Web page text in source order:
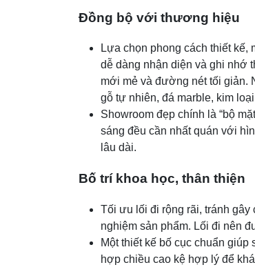
Đồng bộ với thương hiệu
Lựa chọn phong cách thiết kế,
dễ dàng nhận diện và ghi nhớ
mới mẻ và đường nét tối giản.
gỗ tự nhiên, đá marble, kim
Showroom đẹp chính là “bộ
sáng đều cần nhất quán với
lâu dài.
Bố trí khoa học, thân thiện
Tối ưu lối đi rộng rãi, tránh gây
nghiệm sản phẩm. Lối đi nên
Một thiết kế bố cục chuẩn
hợp chiều cao kệ hợp lý để